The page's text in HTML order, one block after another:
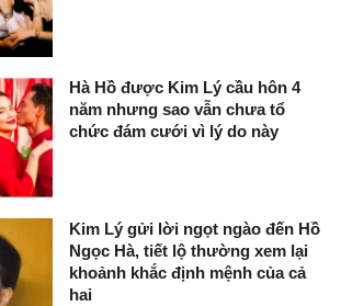
Hà Hồ được Kim Lý cầu hôn 4
năm nhưng sao vẫn chưa tổ
chức đám cưới vì lý do này
Kim Lý gửi lời ngọt ngào đến Hồ
Ngọc Hà, tiết lộ thường xem lại
khoảnh khắc định mệnh của cả
hai